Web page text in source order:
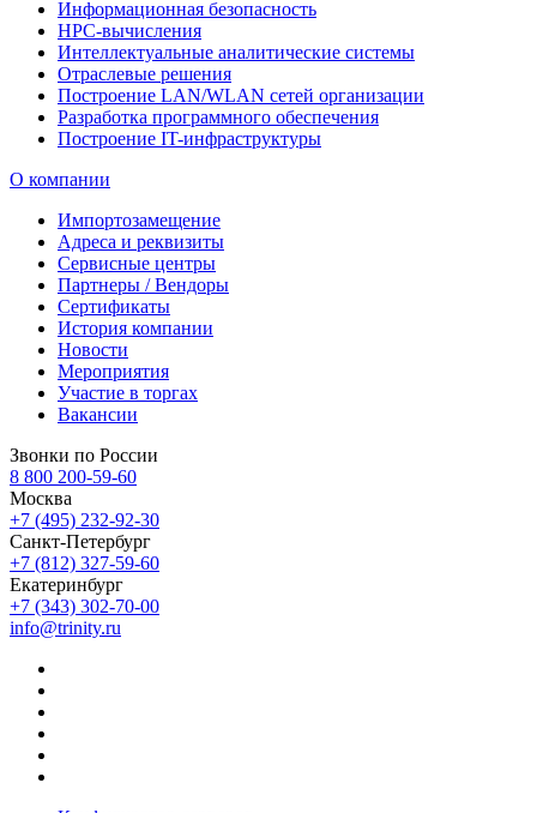
Информационная безопасность
HPC-вычисления
Интеллектуальные аналитические системы
Отраслевые решения
Построение LAN/WLAN сетей организации
Разработка программного обеспечения
Построение IT-инфраструктуры
О компании
Импортозамещение
Адреса и реквизиты
Сервисные центры
Партнеры / Вендоры
Сертификаты
История компании
Новости
Мероприятия
Участие в торгах
Вакансии
Звонки по России
8 800 200-59-60
Москва
+7 (495) 232-92-30
Санкт-Петербург
+7 (812) 327-59-60
Екатеринбург
+7 (343) 302-70-00
info@trinity.ru